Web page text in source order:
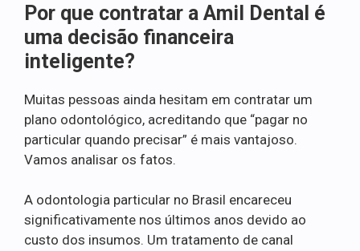
Por que contratar a Amil Dental é
uma decisão financeira
inteligente?
Muitas pessoas ainda hesitam em contratar um
plano odontológico, acreditando que “pagar no
particular quando precisar” é mais vantajoso.
Vamos analisar os fatos.
A odontologia particular no Brasil encareceu
significativamente nos últimos anos devido ao
custo dos insumos. Um tratamento de canal